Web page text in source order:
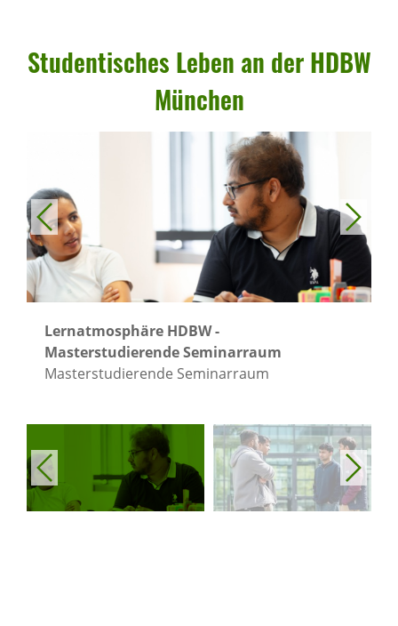
Studen­ti­sches Leben an der HDBW
München
Lernatmosphäre HDBW -
Masterstudierende Seminarraum
Masterstudierende Seminarraum